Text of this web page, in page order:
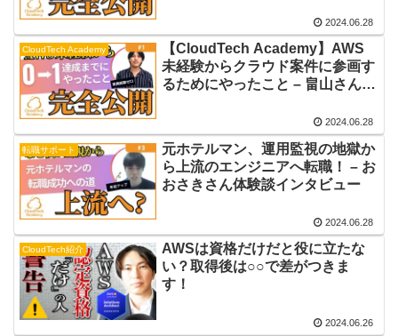
2024.06.28
CloudTech Academy
【CloudTech Academy】AWS
未経験からクラウド案件に参画す
るためにやったこと – 畠山さん体
2024.06.28
転職サポート
元ホテルマン、運用監視の地獄か
ら上流のエンジニアへ転職！ – お
おさきさん体験談インタビュー
2024.06.28
CloudTech紹介
AWSは資格だけだと役に立たな
い？取得後は○○で差がつきま
す！
2024.06.26